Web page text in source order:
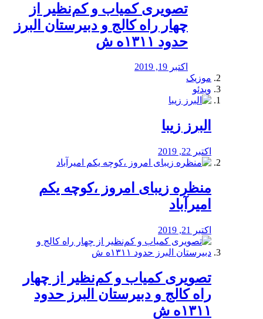
️تصویری کمیاب و کم‌نظیر از
چهار راه كالج و دبيرستان البرز
حدود ۱۳۱۱ه ش
اکتبر 19, 2019
موزیک
ویدئو
البرز زیبا
اکتبر 22, 2019
منظره‌‌ زیبای امروز ،کوچه یکم
امیرآباد
اکتبر 21, 2019
️تصویری کمیاب و کم‌نظیر از چهار
راه كالج و دبيرستان البرز حدود
۱۳۱۱ه ش